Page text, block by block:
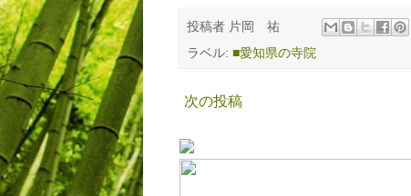
投稿者 片岡 祐
ラベル: ■愛知県の寺院
次の投稿